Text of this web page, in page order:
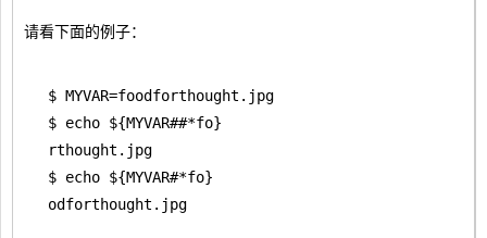
请看下面的例子：
$ MYVAR=foodforthought.jpg
$ echo ${MYVAR##*fo}
rthought.jpg
$ echo ${MYVAR#*fo}